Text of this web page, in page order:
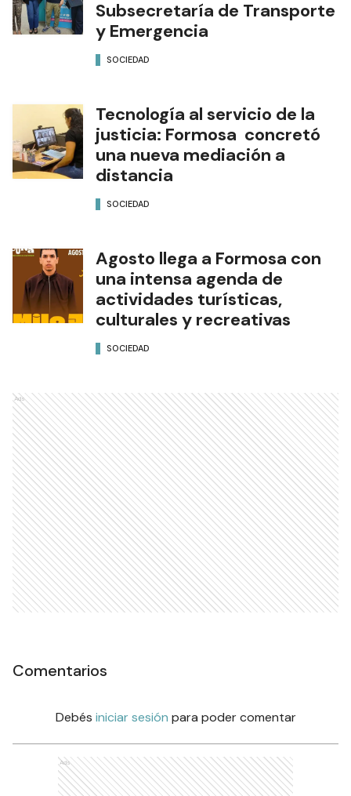
Prácticas de Estudiantes de
Criminalística en la
Subsecretaría de Transporte
SOCIEDAD
Tecnología al servicio de la
justicia: Formosa concretó
una nueva mediación a
SOCIEDAD
Agosto llega a Formosa con
una intensa agenda de
actividades turísticas,
SOCIEDAD
Ads
Debésiniciar sesiónpara poder comentar